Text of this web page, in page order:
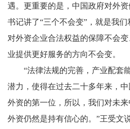
遇。更重要的是，中国政府对外
书记讲了“三个不会变”，就是我们
对外资企业合法权益的保障不会
业提供更好服务的方向不会变。
“法律法规的完善，产业配套
潜力，使得在过去二十多年来，
外资的第一位，所以，我们对未来
外资仍然是持有信心的。”王受文说